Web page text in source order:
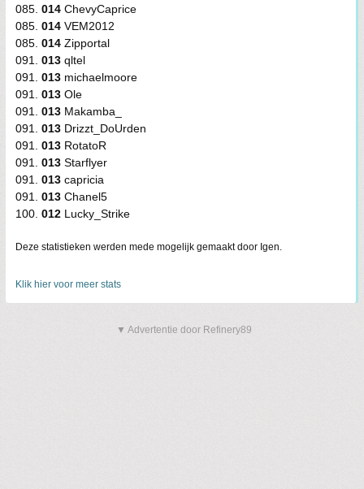
085. 014 ChevyCaprice
085. 014 VEM2012
085. 014 Zipportal
091. 013 qltel
091. 013 michaelmoore
091. 013 Ole
091. 013 Makamba_
091. 013 Drizzt_DoUrden
091. 013 RotatoR
091. 013 Starflyer
091. 013 capricia
091. 013 Chanel5
100. 012 Lucky_Strike
Deze statistieken werden mede mogelijk gemaakt door Igen.
Klik hier voor meer stats
▼ Advertentie door Refinery89